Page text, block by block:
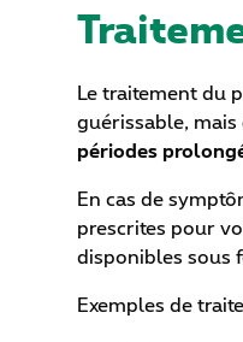
Le traitement du
guérissable, mais
périodes
En cas de
prescrites pour
disponibles sous
Exemples de